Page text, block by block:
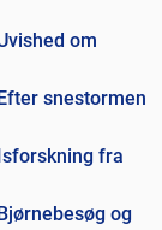
om
snestormen
fra
og